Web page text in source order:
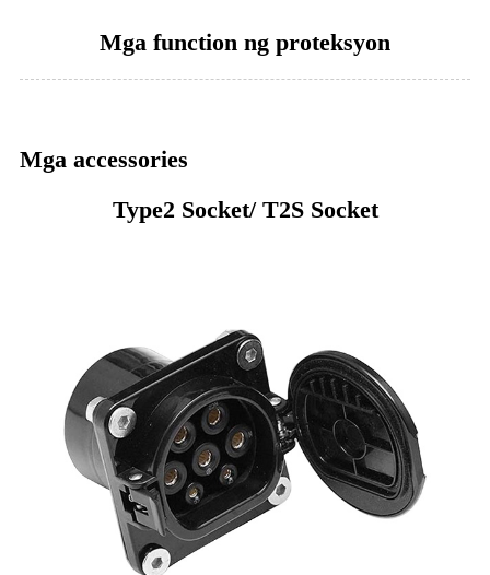
Mga function ng proteksyon
Mga accessories
Type2 Socket/ T2S Socket